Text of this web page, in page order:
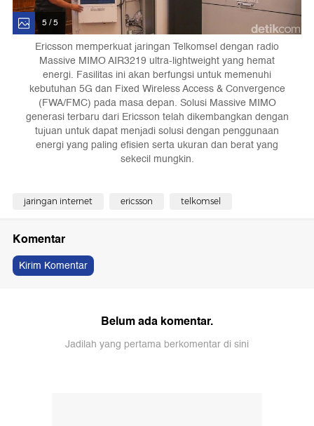
5 / 5
Ericsson memperkuat jaringan Telkomsel dengan radio
Massive MIMO AIR3219 ultra-lightweight yang hemat
energi. Fasilitas ini akan berfungsi untuk memenuhi
kebutuhan 5G dan Fixed Wireless Access & Convergence
(FWA/FMC) pada masa depan. Solusi Massive MIMO
generasi terbaru dari Ericsson telah dikembangkan dengan
tujuan untuk dapat menjadi solusi dengan penggunaan
energi yang paling efisien serta ukuran dan berat yang
sekecil mungkin.
jaringan internet ericsson telkomsel
Komentar
Kirim Komentar
Belum ada komentar.
Jadilah yang pertama berkomentar di sini